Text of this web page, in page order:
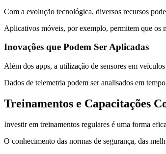
Com a evolução tecnológica, diversos recursos
Aplicativos móveis, por exemplo, permitem que os
Inovações que Podem Ser Aplicadas
Além dos apps, a utilização de sensores em
Dados de telemetria podem ser analisados em
Treinamentos e Capacitações
Investir em treinamentos regulares é uma forma
O conhecimento das normas de segurança, das